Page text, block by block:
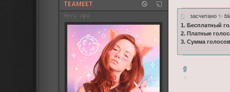
TEAMEET
бегу. ору
засчитано ✨
1. Бесплатный
2. Платные
3. Сумма
0